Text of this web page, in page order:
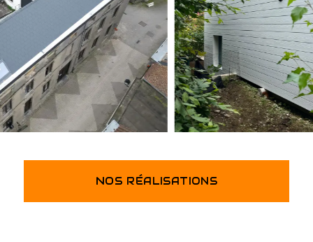
NOS RÉALISATIONS